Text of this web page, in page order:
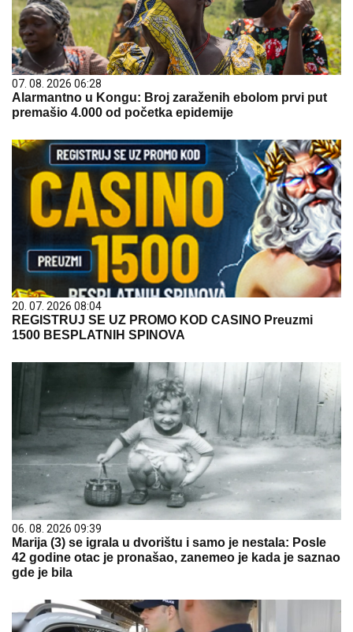
07. 08. 2026 06:28
Alarmantno u Kongu: Broj zaraženih ebolom prvi put
premašio 4.000 od početka epidemije
20. 07. 2026 08:04
REGISTRUJ SE UZ PROMO KOD CASINO Preuzmi
1500 BESPLATNIH SPINOVA
06. 08. 2026 09:39
Marija (3) se igrala u dvorištu i samo je nestala: Posle
42 godine otac je pronašao, zanemeo je kada je saznao
gde je bila